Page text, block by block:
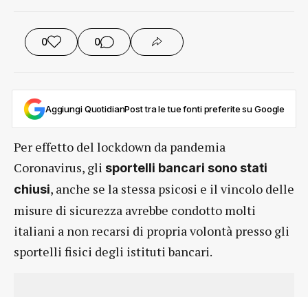
0 0
Aggiungi QuotidianPost tra le tue fonti preferite su Google
Per effetto del lockdown da pandemia
Coronavirus, gli sportelli bancari sono stati
chiusi, anche se la stessa psicosi e il vincolo delle
misure di sicurezza avrebbe condotto molti
italiani a non recarsi di propria volontà presso gli
sportelli fisici degli istituti bancari.